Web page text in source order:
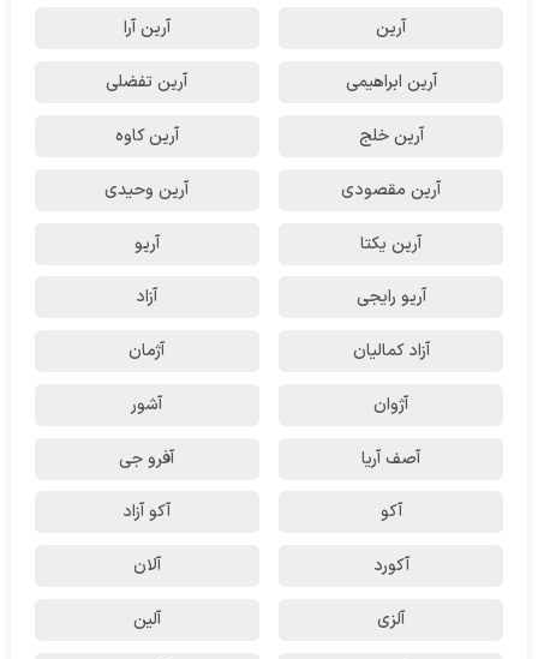
آرین آرین آرا
آرین ابراهیمی آرین تفضلی
آرین خلج آرین کاوه
آرین مقصودی آرین وحیدی
آرین یکتا آریو
آریو رایجی آزاد
آزاد کمالیان آژمان
آژوان آشور
آصف آریا آفرو جی
آکو آکو آزاد
آکورد آلان
آلزی آلین